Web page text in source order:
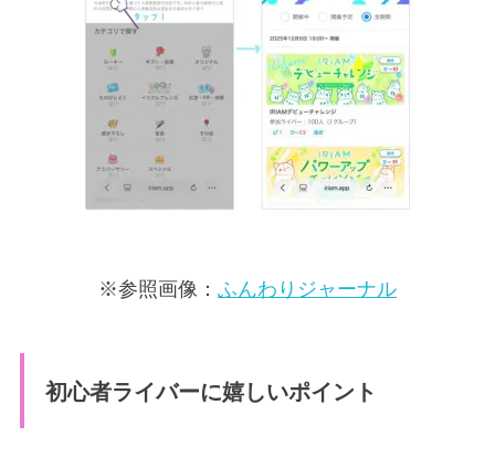
※参照画像： ふんわりジャーナル
初心者ライバーに嬉しいポイント